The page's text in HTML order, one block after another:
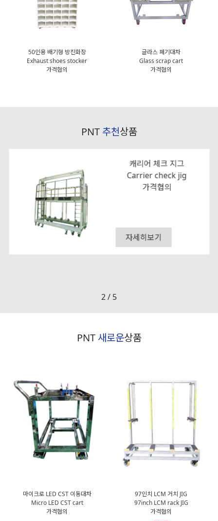
50인용 배기형 방진화장
Exhaust shoes stocker
가격협의
글라스 폐기대차
Glass scrap cart
가격협의
PNT 추천상품
캐리어 체크 지그
Carrier check jig
가격협의
자세히보기
2/ 5
PNT 새로운상품
마이크로 LED CST 이동대차
Micro LED CST cart
가격협의
97인치 LCM 거치 JIG
97inch LCM rack JIG
가격협의